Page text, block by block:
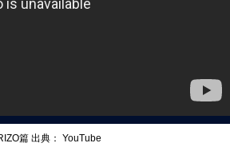
篇 出典： YouTube